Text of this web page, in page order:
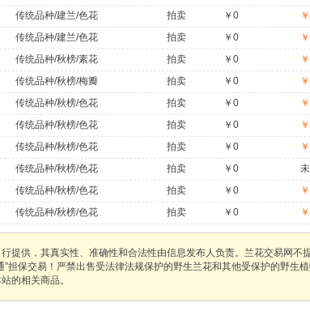
传统品种/建兰/色花 拍卖 ￥0
传统品种/建兰/色花 拍卖 ￥0
传统品种/秋榜/素花 拍卖 ￥0
传统品种/秋榜/梅瓣 拍卖 ￥0
传统品种/秋榜/色花 拍卖 ￥0
传统品种/秋榜/色花 拍卖 ￥0
传统品种/秋榜/色花 拍卖 ￥0
传统品种/秋榜/色花 拍卖 ￥0
传统品种/秋榜/色花 拍卖 ￥0
传统品种/秋榜/色花 拍卖 ￥0
提供，其真实性、准确性和合法性由信息发布人负责。兰花交易网不
担保交易！严禁出售受法律法规保护的野生兰花和其他受保护的野生
的相关商品。